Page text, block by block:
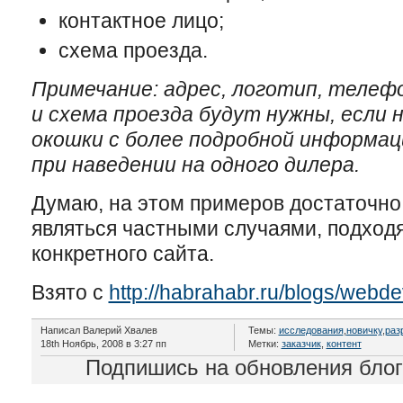
контактное лицо;
схема проезда.
Примечание: адрес, логотип,
и схема проезда будут нужны, если
окошки с более подробной
при наведении на одного дилера.
Думаю, на этом примеров
являться частными случаями,
конкретного сайта.
Взято с http://habrahabr.ru/blogs/
Написал Валерий Хвалев
18th Ноябрь, 2008 в 3:27 пп
Темы: исследования, новичку,
Метки: заказчик, контент
Подпишись на обновления